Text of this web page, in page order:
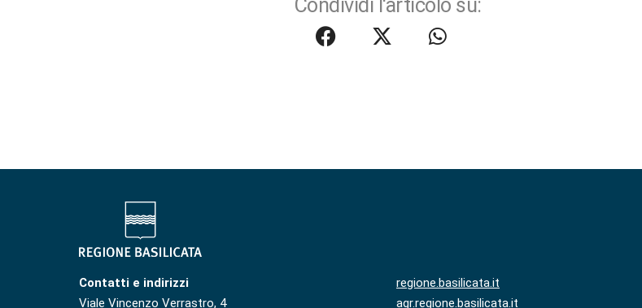
Condividi l'articolo su:
Contatti e indirizzi
Viale Vincenzo Verrastro, 4
regione.basilicata.it
agr.regione.basilicata.it